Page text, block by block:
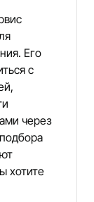
Его
с
через
хотите